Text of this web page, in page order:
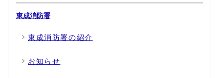
東成消防署
東成消防署の紹介
お知らせ